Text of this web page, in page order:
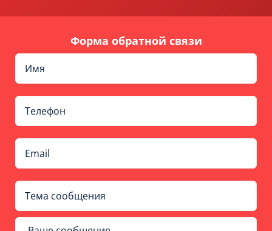
Форма обратной связи